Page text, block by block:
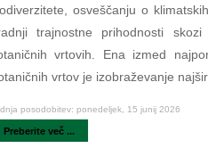
osveščanju o
trajnostne prihodnosti skozi
vrtovih. Ena izmed
vrtov je izobraževanje
posodobitev: ponedeljek, 15 junij 2026
Preberite več ...